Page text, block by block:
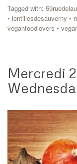
Tagged with:
• lentillesdesauverny •
veganfoodlovers •
Mercredi